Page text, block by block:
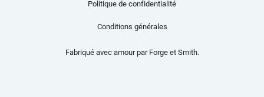
Politique de confidentialité
Conditions générales
Fabriqué avec amour parForge et Smith.